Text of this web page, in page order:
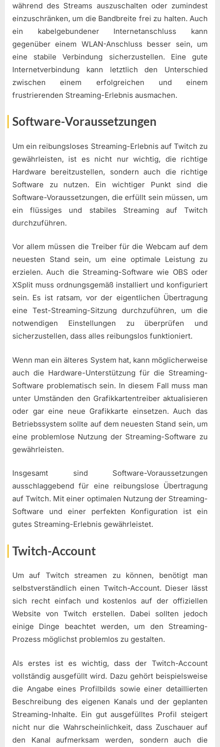
während des Streams auszuschalten oder zumindest
einzuschränken, um die Bandbreite frei zu halten. Auch
ein kabelgebundener Internetanschluss kann
gegenüber einem WLAN-Anschluss besser sein, um
eine stabile Verbindung sicherzustellen. Eine gute
Internetverbindung kann letztlich den Unterschied
zwischen einem erfolgreichen und einem
frustrierenden Streaming-Erlebnis ausmachen.
Software-Voraussetzungen
Um ein reibungsloses Streaming-Erlebnis auf Twitch zu
gewährleisten, ist es nicht nur wichtig, die richtige
Hardware bereitzustellen, sondern auch die richtige
Software zu nutzen. Ein wichtiger Punkt sind die
Software-Voraussetzungen, die erfüllt sein müssen, um
ein flüssiges und stabiles Streaming auf Twitch
durchzuführen.
Vor allem müssen die Treiber für die Webcam auf dem
neuesten Stand sein, um eine optimale Leistung zu
erzielen. Auch die Streaming-Software wie OBS oder
XSplit muss ordnungsgemäß installiert und konfiguriert
sein. Es ist ratsam, vor der eigentlichen Übertragung
eine Test-Streaming-Sitzung durchzuführen, um die
notwendigen Einstellungen zu überprüfen und
sicherzustellen, dass alles reibungslos funktioniert.
Wenn man ein älteres System hat, kann möglicherweise
auch die Hardware-Unterstützung für die Streaming-
Software problematisch sein. In diesem Fall muss man
unter Umständen den Grafikkartentreiber aktualisieren
oder gar eine neue Grafikkarte einsetzen. Auch das
Betriebssystem sollte auf dem neuesten Stand sein, um
eine problemlose Nutzung der Streaming-Software zu
gewährleisten.
Insgesamt sind Software-Voraussetzungen
ausschlaggebend für eine reibungslose Übertragung
auf Twitch. Mit einer optimalen Nutzung der Streaming-
Software und einer perfekten Konfiguration ist ein
gutes Streaming-Erlebnis gewährleistet.
Twitch-Account
Um auf Twitch streamen zu können, benötigt man
selbstverständlich einen Twitch-Account. Dieser lässt
sich recht einfach und kostenlos auf der offiziellen
Website von Twitch erstellen. Dabei sollten jedoch
einige Dinge beachtet werden, um den Streaming-
Prozess möglichst problemlos zu gestalten.
Als erstes ist es wichtig, dass der Twitch-Account
vollständig ausgefüllt wird. Dazu gehört beispielsweise
die Angabe eines Profilbilds sowie einer detaillierten
Beschreibung des eigenen Kanals und der geplanten
Streaming-Inhalte. Ein gut ausgefülltes Profil steigert
nicht nur die Wahrscheinlichkeit, dass Zuschauer auf
den Kanal aufmerksam werden, sondern auch die